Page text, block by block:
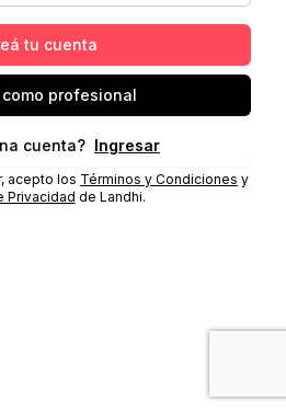
tu cuenta
como profesional
cuenta? Ingresar
acepto los Términos y Condiciones y
Privacidad de Landhi.